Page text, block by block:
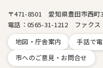
〒471-8501 愛知県豊田市西町
電話：0565-31-1212 ファクス
地図・庁舎案内
手話で
市へのご意見・お問合せ